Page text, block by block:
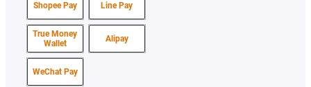
Shopee Pay Line Pay
True Money
Wallet
Alipay
WeChat Pay